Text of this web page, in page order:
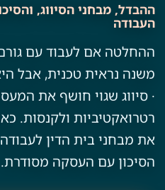
ההבדל, מבחני הסיווג,
העבודה
ההחלטה אם לעבוד עם גורם
משנה נראית טכנית, אבל
· סיווג שגוי חושף את
רטרואקטיביות ולקנסות.
הסיכון עם העסקה מסודרת.